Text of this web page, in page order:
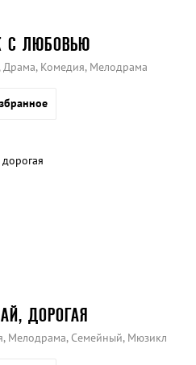
С ЛЮБОВЬЮ
Драма, Комедия, Мелодрама
ДОРОГАЯ
Мелодрама, Семейный, Мюзикл